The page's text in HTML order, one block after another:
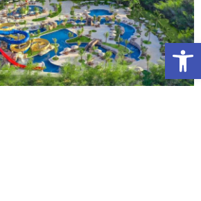
פתח סרגל נגישות